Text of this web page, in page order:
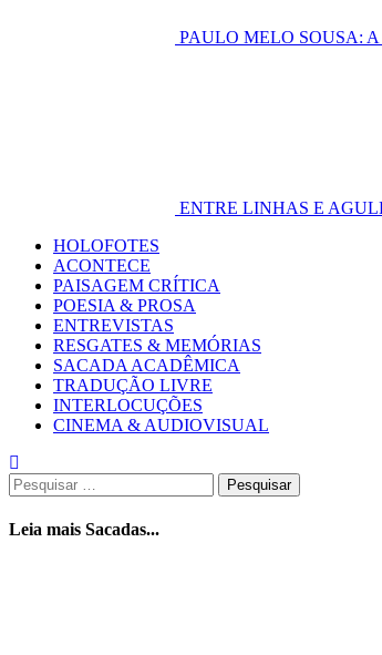
PAULO MELO SOUSA: A
ENTRE LINHAS E
Primary
Menu
HOLOFOTES
ACONTECE
PAISAGEM CRÍTICA
POESIA & PROSA
ENTREVISTAS
RESGATES & MEMÓRIAS
SACADA ACADÊMICA
TRADUÇÃO LIVRE
INTERLOCUÇÕES
CINEMA & AUDIOVISUAL
Pesquisar
por:
Leia mais Sacadas...